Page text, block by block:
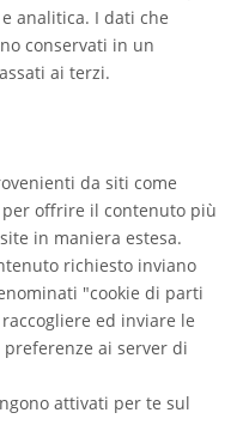
analitica. I dati che
conservati in un
ai terzi.
da siti come
per offrire il contenuto più
in maniera estesa.
richiesto inviano
"cookie di parti
ed inviare le
ai server di
attivati per te sul